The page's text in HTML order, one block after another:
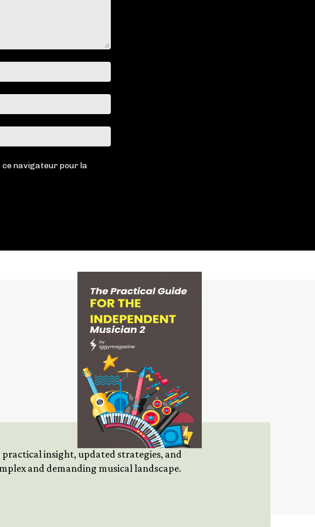
:*
:*
:
ce navigateur pour la
insight, updated strategies, and
and demanding musical landscape.